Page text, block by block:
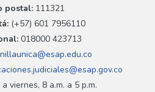
postal: 111321
(+57) 601 7956110
018000 423713
viernes, 8 a.m. a 5 p.m.